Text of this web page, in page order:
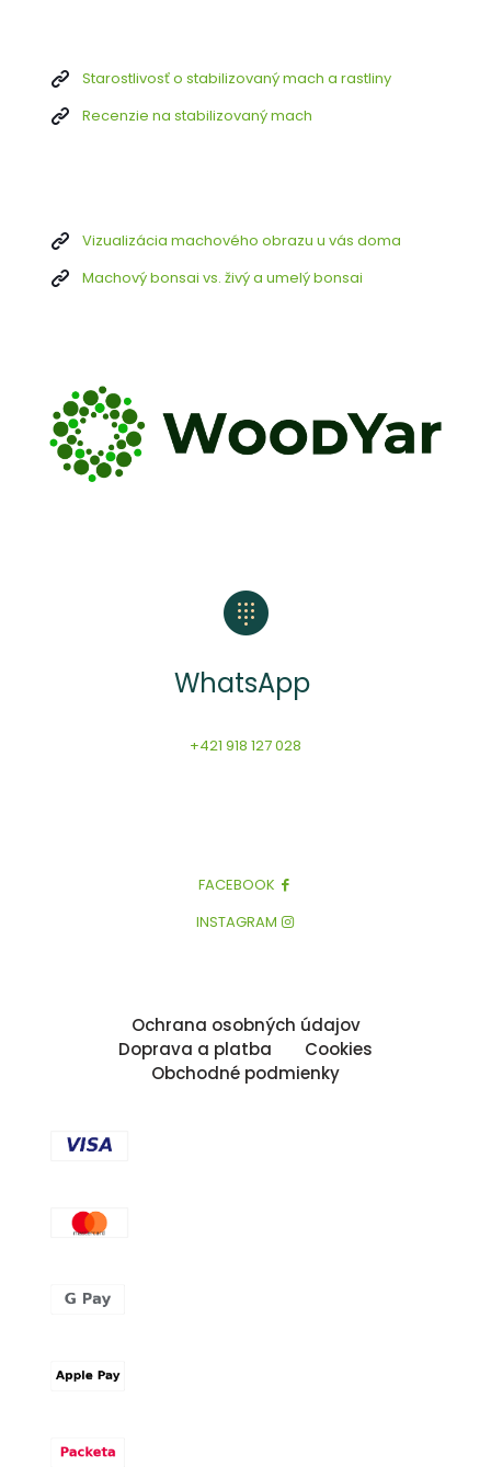
Starostlivosť o stabilizovaný mach a rastliny
Recenzie na stabilizovaný mach
Vizualizácia machového obrazu u vás doma
Machový bonsai vs. živý a umelý bonsai
WhatsApp
+421 918 127 028
FACEBOOK
INSTAGRAM
Ochrana osobných údajov
Doprava a platba
Cookies
Obchodné podmienky